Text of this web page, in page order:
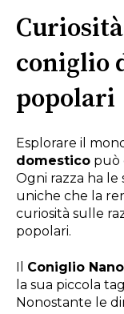
coniglio
popolari
Esplorare il
domestico può
Ogni razza ha
uniche che la
curiosità sulle
popolari.
Il Coniglio Nano
la sua piccola
Nonostante le